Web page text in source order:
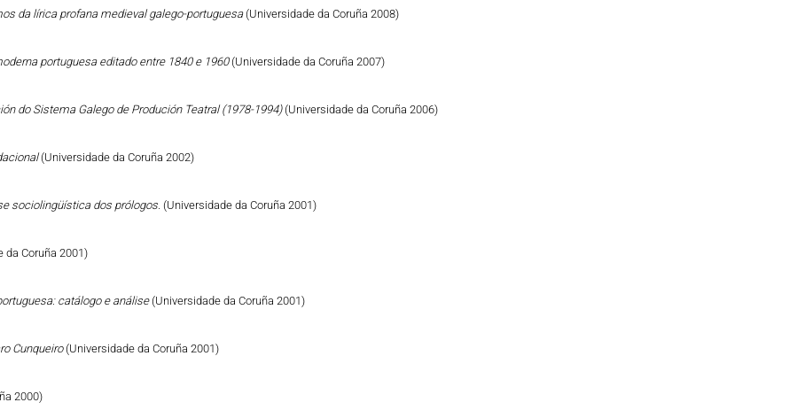
da lírica profana medieval galego-portuguesa(Universidade da Coruña 2008)
portuguesa editado entre 1840 e 1960(Universidade da Coruña 2007)
do Sistema Galego de Produción Teatral (1978-1994)(Universidade da Coruña 2006)
(Universidade da Coruña 2002)
sociolingüística dos prólogos. (Universidade da Coruña 2001)
da Coruña 2001)
catálogo e análise(Universidade da Coruña 2001)
Cunqueiro(Universidade da Coruña 2001)
2000)